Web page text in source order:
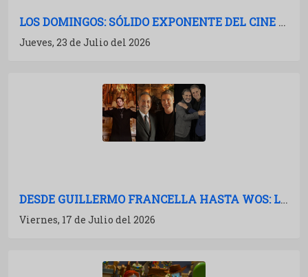
LOS DOMINGOS: SÓLIDO EXPONENTE DEL CINE ESPAÑOL
Jueves, 23 de Julio del 2026
DESDE GUILLERMO FRANCELLA HASTA WOS: LAS PELÍCULAS ARGENTINAS PARA 2027
Viernes, 17 de Julio del 2026